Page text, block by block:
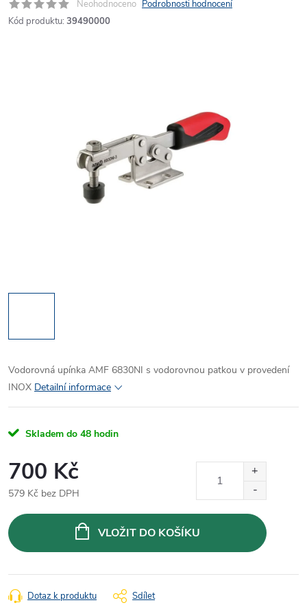
Neohodnoceno Podrobnosti hodnocení
Kód produktu: 39490000
Vodorovná upínka AMF 6830NI s vodorovnou patkou v provedení
INOX Detailní informace
Skladem do 48 hodin
700 Kč
579 Kč bez DPH
cena:
VLOŽIT DO KOŠÍKU
Dotaz k produktu Sdílet